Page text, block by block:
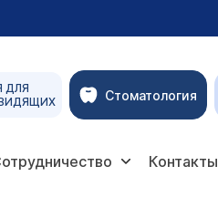
ДЛЯ
Стоматология
Контакты